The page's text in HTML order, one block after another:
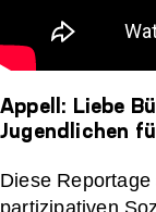
Appell: Liebe
Jugendlichen
Diese
partizipativen